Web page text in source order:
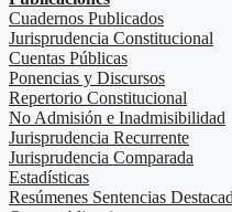
Cuadernos Publicados
Jurisprudencia Constitucional
Cuentas Públicas
Ponencias y Discursos
Repertorio Constitucional
No Admisión e Inadmisibilidad
Jurisprudencia Recurrente
Jurisprudencia Comparada
Estadísticas
Resúmenes Sentencias